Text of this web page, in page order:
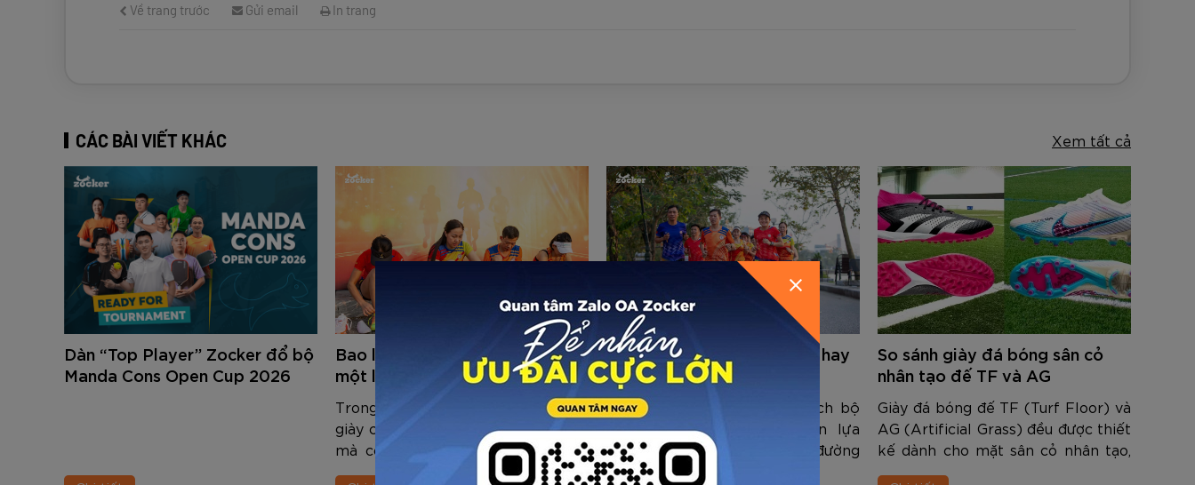
Về trang trước Gửi email In trang
CÁC BÀI VIẾT KHÁC Xem tất cả
Dàn “Top Player” Zocker đổ bộ
Manda Cons Open Cup 2026
Bao lâu nên thay giày chạy bộ
một lần?
Trong thế giới cũng những runner,
giày chạy bộ không chỉ là phụ kiện
mà còn là “người bạn đồng hành”
trung thành, giúp vận động đúng kỹ
Chạy bộ nên chọn giày nhẹ hay
giày có đệm dày?
Đối với những người yêu thích bộ
môn chạy bộ, thường xuyên lựa
chọn sải bước trên các cung đường
để rèn luyện sức khỏe thì đôi giày
So sánh giày đá bóng sân cỏ
nhân tạo đế TF và AG
Giày đá bóng đế TF (Turf Floor) và
AG (Artificial Grass) đều được thiết
kế dành cho mặt sân cỏ nhân tạo,
mang đến trải nghiệm chơi bóng